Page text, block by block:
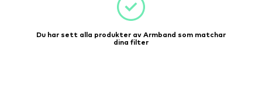
Du har sett alla produkter av Armband som matchar
dina filter